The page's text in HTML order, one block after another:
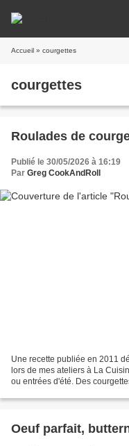
Accueil » courgettes
courgettes
Roulades de
Publié le 30/05/2026 à 16:19
Par Greg CookAndRoll
Une recette publiée en 2011
lors de mes ateliers à La
ou entrées d'été. Des
Oeuf parfait,